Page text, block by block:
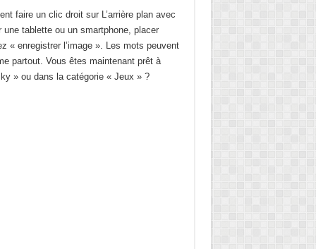
faire un clic droit sur L’arrière plan avec
tablette ou un smartphone, placer
« enregistrer l’image ». Les mots peuvent
partout. Vous êtes maintenant prêt à
» ou dans la catégorie « Jeux » ?